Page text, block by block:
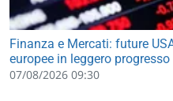
Finanza e Mercati: future
europee in leggero progresso
07/08/2026 09:30